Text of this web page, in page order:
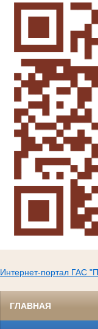
Интернет-портал ГАС
ГЛАВНАЯ